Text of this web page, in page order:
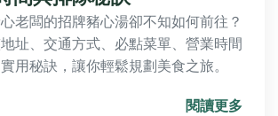
老闆的招牌豬心湯卻不知如何前往？
址、交通方式、必點菜單、營業時間
用秘訣，讓你輕鬆規劃美食之旅。
閱讀更多